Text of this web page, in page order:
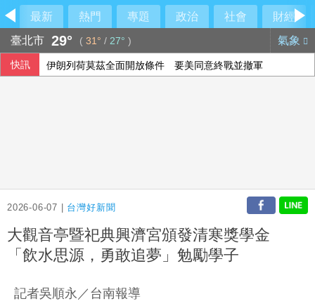
最新 熱門 專題 政治 社會
財經
臺北市 29° ( 31° / 27° ) 氣象
快訊 伊朗列荷莫茲全面開放條件 要美同意終戰並撤軍
2026-06-07 | 台灣好新聞
大觀音亭暨祀典興濟宮頒發清寒獎學金
「飲水思源，勇敢追夢」勉勵學子
記者吳順永／台南報導